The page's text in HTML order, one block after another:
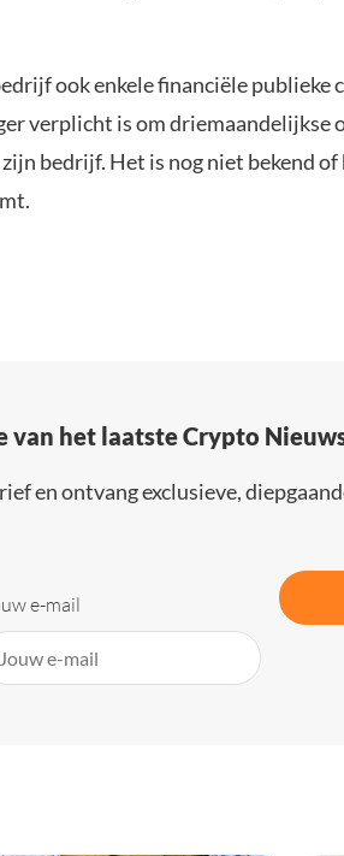
ook enkele financiële publieke
verplicht is om driemaandelijkse
bedrijf. Het is nog niet bekend
van het laatste Crypto
en ontvang exclusieve,
e-mail